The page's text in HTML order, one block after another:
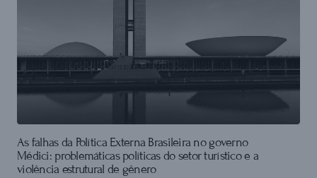
As falhas da Política Externa Brasileira no governo
Médici: problemáticas políticas do setor turístico e a
violência estrutural de gênero